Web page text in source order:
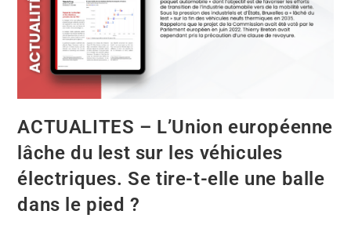
ACTUALITES – L’Union européenne
lâche du lest sur les véhicules
électriques. Se tire-t-elle une balle
dans le pied ?